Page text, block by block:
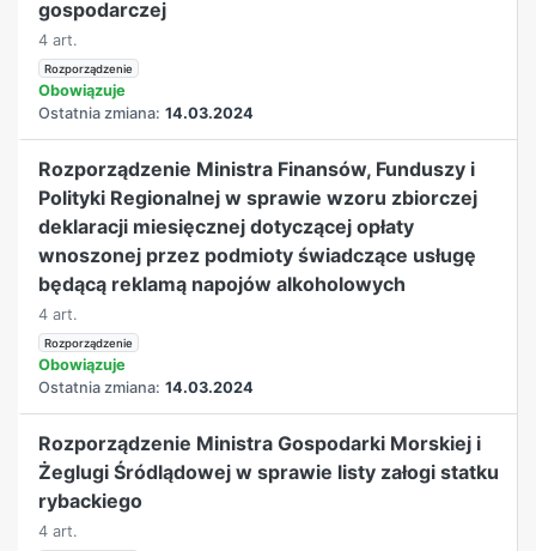
gospodarczej
4 art.
Rozporządzenie
Obowiązuje
Ostatnia zmiana: 14.03.2024
Rozporządzenie Ministra Finansów, Funduszy i
Polityki Regionalnej w sprawie wzoru zbiorczej
deklaracji miesięcznej dotyczącej opłaty
wnoszonej przez podmioty świadczące usługę
będącą reklamą napojów alkoholowych
4 art.
Rozporządzenie
Obowiązuje
Ostatnia zmiana: 14.03.2024
Rozporządzenie Ministra Gospodarki Morskiej i
Żeglugi Śródlądowej w sprawie listy załogi statku
rybackiego
4 art.